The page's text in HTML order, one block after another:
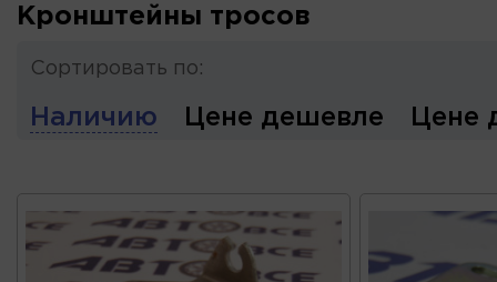
Кронштейны тросов
Сортировать по:
Наличию Цене дешевле Цене